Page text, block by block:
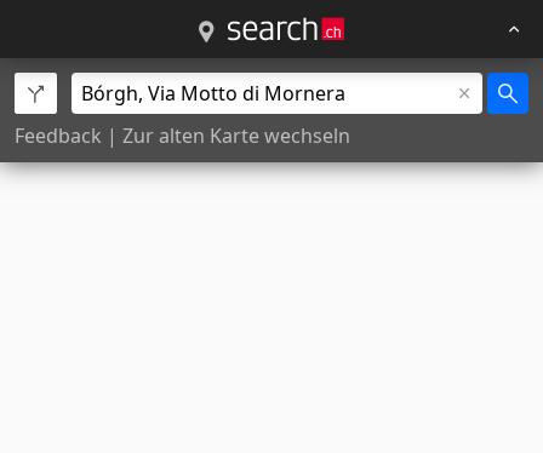
Feedback | Zur alten Karte wechseln